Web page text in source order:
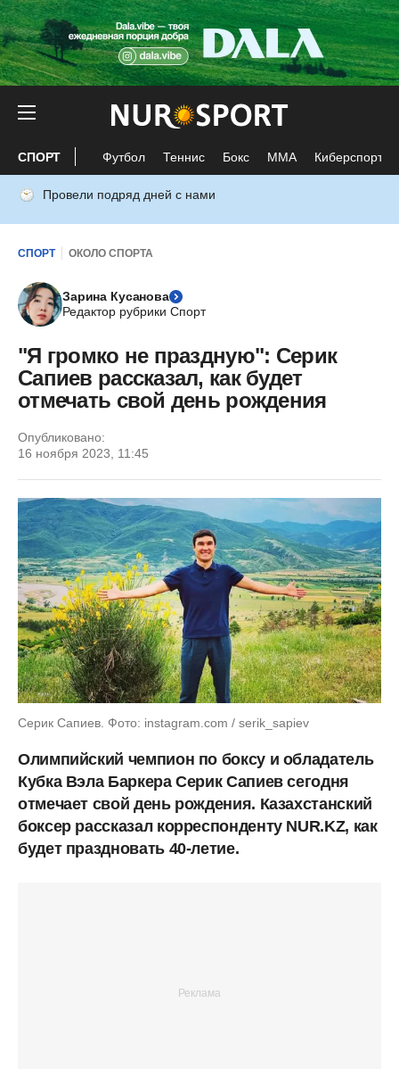
СПОРТ Футбол Теннис Бокс ММА Киберспорт
Провели подряд дней с нами
СПОРТ ОКОЛО СПОРТА
Зарина Кусанова
Редактор рубрики Спорт
"Я громко не праздную": Серик
Сапиев рассказал, как будет
отмечать свой день рождения
Опубликовано:
16 ноября 2023, 11:45
Серик Сапиев. Фото: instagram.com / serik_sapiev
Олимпийский чемпион по боксу и обладатель
Кубка Вэла Баркера Серик Сапиев сегодня
отмечает свой день рождения. Казахстанский
боксер рассказал корреспонденту NUR.KZ, как
будет праздновать 40-летие.